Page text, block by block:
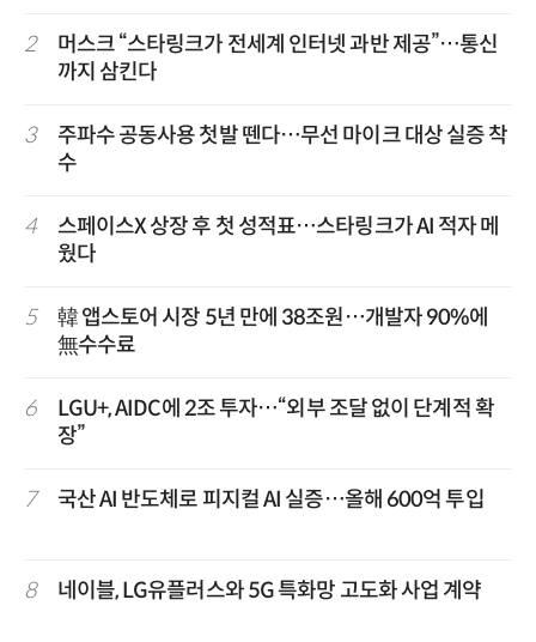
2
머스크 “스타링크가 전세계 인터넷 과반 제공”…통신
까지 삼킨다
3
주파수 공동사용 첫발 뗀다…무선 마이크 대상 실증 착
수
4
스페이스X 상장 후 첫 성적표…스타링크가 AI 적자 메
웠다
5
韓 앱스토어 시장 5년 만에 38조원…개발자 90%에
無수수료
6
LGU+, AIDC에 2조 투자…“외부 조달 없이 단계적 확
장”
7 국산 AI 반도체로 피지컬 AI 실증…올해 600억 투입
8 네이블, LG유플러스와 5G 특화망 고도화 사업 계약